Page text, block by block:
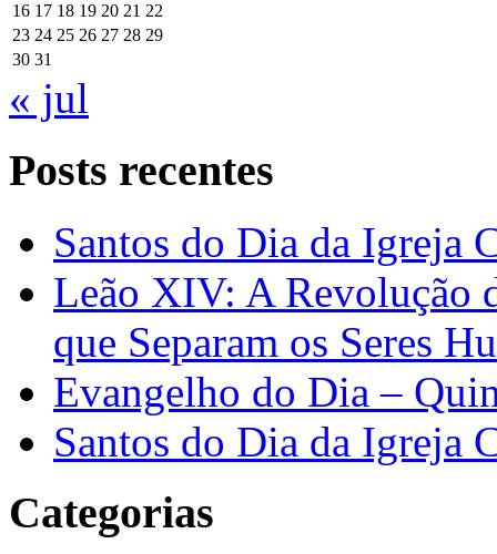
16 17 18 19 20 21 22
23 24 25 26 27 28 29
30 31
« jul
Posts recentes
Santos do Dia da Igreja
Leão XIV: A Revolução
que Separam os Seres
Evangelho do Dia –
Santos do Dia da Igreja
Categorias